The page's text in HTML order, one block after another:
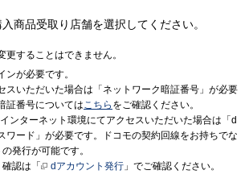
商品受取り店舗を選択してください。
更することはできません。
ンが必要です。
スいただいた場合は「ネットワーク暗証番号」が必要
証番号についてはこちら をご確認ください。
ンターネット環境にてアクセスいただいた場合は「d
ワード」が必要です。ドコモの契約回線をお持ちでな
発行が可能です。
認は「
dアカウント発行 」でご確認ください。